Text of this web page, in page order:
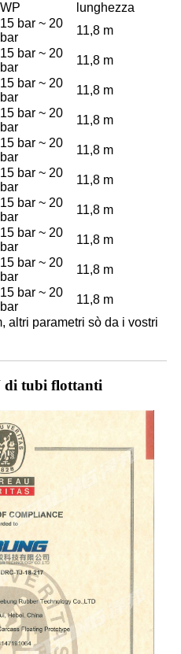
WP
lunghezza
15 bar ~ 20
bar
11,8 m
15 bar ~ 20
bar
11,8 m
15 bar ~ 20
bar
11,8 m
15 bar ~ 20
bar
11,8 m
15 bar ~ 20
bar
11,8 m
15 bar ~ 20
bar
11,8 m
15 bar ~ 20
bar
11,8 m
15 bar ~ 20
bar
11,8 m
15 bar ~ 20
bar
11,8 m
15 bar ~ 20
bar
11,8 m
altri parametri sò da i vostri
di tubi flottanti